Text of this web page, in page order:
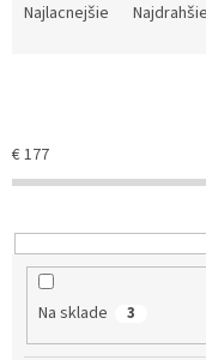
e
p
r
d
Najlacnejšie Najdrahšie
€177
Na sklade 3